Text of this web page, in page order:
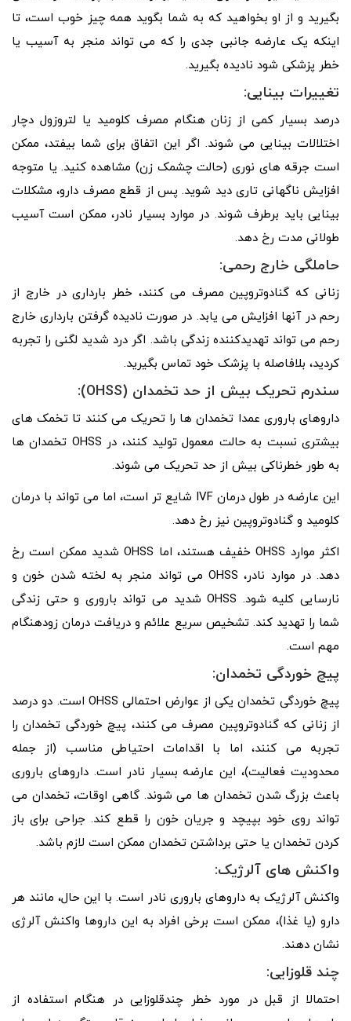
بگیرید و از او بخواهید که به شما بگوید همه چیز خوب است، تا
اینکه یک عارضه جانبی جدی را که می تواند منجر به آسیب یا
خطر پزشکی شود نادیده بگیرید.
تغییرات بینایی:
درصد بسیار کمی از زنان هنگام مصرف کلومید یا لتروزول دچار
اختلالات بینایی می شوند. اگر این اتفاق برای شما بیفتد، ممکن
است جرقه های نوری (حالت چشمک زن) مشاهده کنید. یا متوجه
افزایش ناگهانی تاری دید شوید. پس از قطع مصرف دارو، مشکلات
بینایی باید برطرف شوند. در موارد بسیار نادر، ممکن است آسیب
طولانی مدت رخ دهد.
حاملگی خارج رحمی:
زنانی که گنادوتروپین مصرف می کنند، خطر بارداری در خارج از
رحم در آنها افزایش می یابد. در صورت نادیده گرفتن بارداری خارج
رحم می تواند تهدیدکننده زندگی باشد. اگر درد شدید لگنی را تجربه
کردید، بلافاصله با پزشک خود تماس بگیرید.
سندرم تحریک بیش از حد تخمدان (OHSS):
داروهای باروری عمدا تخمدان ها را تحریک می کنند تا تخمک های
بیشتری نسبت به حالت معمول تولید کنند، در OHSS تخمدان ها
به طور خطرناکی بیش از حد تحریک می شوند.
این عارضه در طول درمان IVF شایع تر است، اما می تواند با درمان
کلومید و گنادوتروپین نیز رخ دهد.
اکثر موارد OHSS خفیف هستند، اما OHSS شدید ممکن است رخ
دهد. در موارد نادر، OHSS می تواند منجر به لخته شدن خون و
نارسایی کلیه شود. OHSS شدید می تواند باروری و حتی زندگی
شما را تهدید کند. تشخیص سریع علائم و دریافت درمان زودهنگام
مهم است.
پیچ خوردگی تخمدان:
پیچ خوردگی تخمدان یکی از عوارض احتمالی OHSS است. دو درصد
از زنانی که گنادوتروپین مصرف می کنند، پیچ خوردگی تخمدان را
تجربه می کنند، اما با اقدامات احتیاطی مناسب (از جمله
محدودیت فعالیت)، این عارضه بسیار نادر است. داروهای باروری
باعث بزرگ شدن تخمدان ها می شوند. گاهی اوقات، تخمدان می
تواند روی خود بپیچد و جریان خون را قطع کند. جراحی برای باز
کردن تخمدان یا حتی برداشتن تخمدان ممکن است لازم باشد.
واکنش های آلرژیک:
واکنش آلرژیک به داروهای باروری نادر است. با این حال، مانند هر
دارو (یا غذا)، ممکن است برخی افراد به این داروها واکنش آلرژی
نشان دهند.
چند قلوزایی:
احتمالا از قبل در مورد خطر چندقلوزایی در هنگام استفاده از